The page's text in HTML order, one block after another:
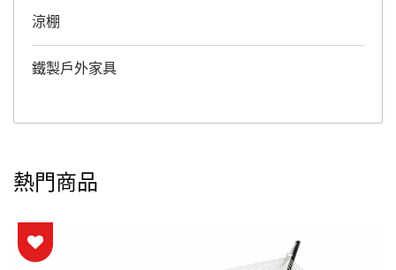
涼棚
鐵製戶外家具
熱門商品